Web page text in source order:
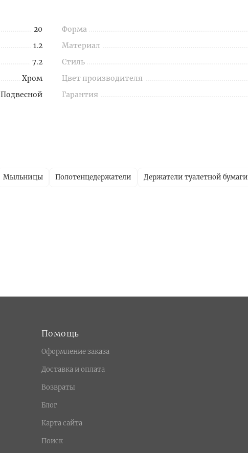
20
1.2
7.2
Хром
Подвесной
Форма
Материал
Стиль
Цвет производителя
Гарантия
Мыльницы Полотенцедержатели Держатели туалетной бумаги
Помощь
Оформление заказа
Доставка и оплата
Возвраты
Блог
Карта сайта
Поиск